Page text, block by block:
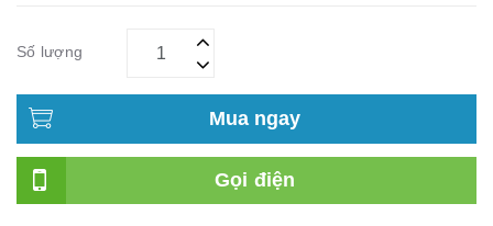
Số lượng
Mua ngay
Gọi điện